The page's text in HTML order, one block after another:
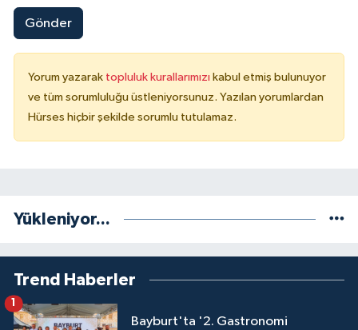
Gönder
Yorum yazarak topluluk kurallarımızı kabul etmiş bulunuyor
ve tüm sorumluluğu üstleniyorsunuz. Yazılan yorumlardan
Hürses hiçbir şekilde sorumlu tutulamaz.
Yükleniyor...
Trend Haberler
Bayburt'ta '2. Gastronomi
1